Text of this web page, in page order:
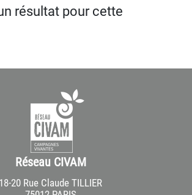
résultat pour cette
Réseau CIVAM
18-20 Rue Claude TILLIER